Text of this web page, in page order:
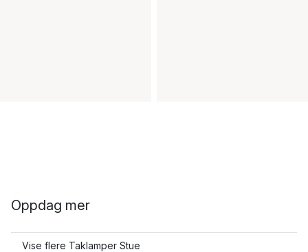
Oppdag mer
Vise flere Taklamper Stue